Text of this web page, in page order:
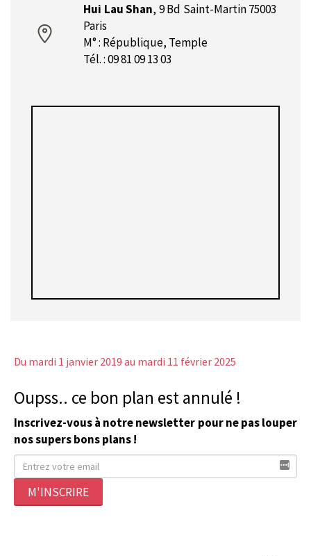
Hui Lau Shan, 9 Bd Saint-Martin 75003
Paris
M° : République, Temple
Tél. : 09 81 09 13 03
Du mardi 1 janvier 2019 au mardi 11 février 2025
Oupss.. ce bon plan est annulé !
Inscrivez-vous à notre newsletter pour ne pas louper
nos supers bons plans !
M'INSCRIRE